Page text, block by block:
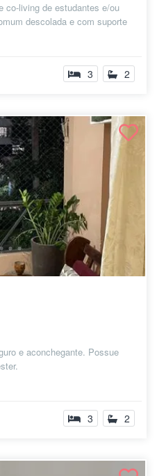
co-living de estudantes e/ou
descolada e com suporte
3 2
e aconchegante. Possue
3 2